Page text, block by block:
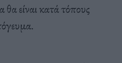
θα είναι κατά τόπους